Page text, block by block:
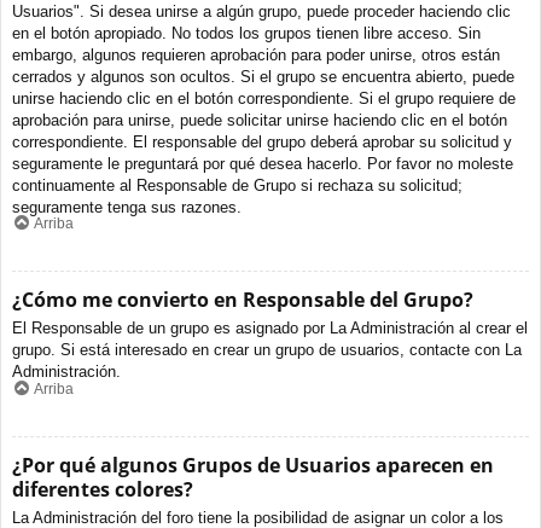
Usuarios". Si desea unirse a algún grupo, puede proceder haciendo clic
en el botón apropiado. No todos los grupos tienen libre acceso. Sin
embargo, algunos requieren aprobación para poder unirse, otros están
cerrados y algunos son ocultos. Si el grupo se encuentra abierto, puede
unirse haciendo clic en el botón correspondiente. Si el grupo requiere de
aprobación para unirse, puede solicitar unirse haciendo clic en el botón
correspondiente. El responsable del grupo deberá aprobar su solicitud y
seguramente le preguntará por qué desea hacerlo. Por favor no moleste
continuamente al Responsable de Grupo si rechaza su solicitud;
seguramente tenga sus razones.
Arriba
¿Cómo me convierto en Responsable del Grupo?
El Responsable de un grupo es asignado por La Administración al crear el
grupo. Si está interesado en crear un grupo de usuarios, contacte con La
Administración.
Arriba
¿Por qué algunos Grupos de Usuarios aparecen en
diferentes colores?
La Administración del foro tiene la posibilidad de asignar un color a los